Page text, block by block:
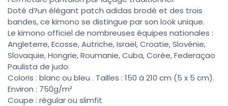
Doté d?un élégant patch adidas brodé et des trois
bandes, ce kimono se distingue par son look unique.
Le kimono officiel de nombreuses équipes nationales :
Angleterre, Ecosse, Autriche, Israël, Croatie, Slovénie,
Slovaquie, Hongrie, Roumanie, Cuba, Corée, Federaçao
Paulista de judo.
Coloris : blanc ou bleu . Tailles : 150 à 210 cm (5 x 5 cm).
Environ : 750g/m²
Coupe : régular ou slimfit